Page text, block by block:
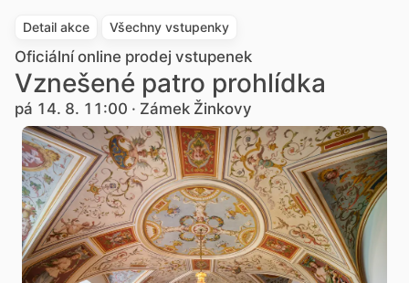
Detail akce Všechny vstupenky
Oficiální online prodej vstupenek
Vznešené patro prohlídka
pá 14. 8. 11:00 · Zámek Žinkovy